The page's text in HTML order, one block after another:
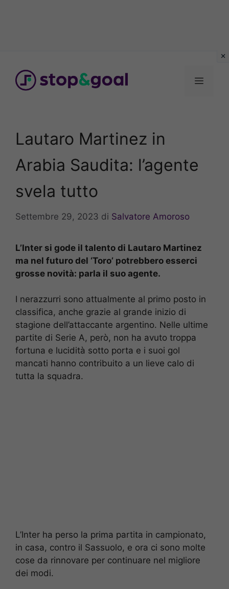
contenuto
Menu
Lautaro Martinez in
Arabia Saudita: l’agente
svela tutto
Settembre 29, 2023 di Salvatore Amoroso
L’Inter si gode il talento di Lautaro Martinez
ma nel futuro del ‘Toro’ potrebbero esserci
grosse novità: parla il suo agente.
I nerazzurri sono attualmente al primo posto in
classifica, anche grazie al grande inizio di
stagione dell’attaccante argentino. Nelle ultime
partite di Serie A, però, non ha avuto troppa
fortuna e lucidità sotto porta e i suoi gol
mancati hanno contribuito a un lieve calo di
tutta la squadra.
L’Inter ha perso la prima partita in campionato,
in casa, contro il Sassuolo, e ora ci sono molte
cose da rinnovare per continuare nel migliore
dei modi.